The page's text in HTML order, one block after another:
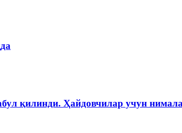
қилинди. Ҳайдовчилар учун